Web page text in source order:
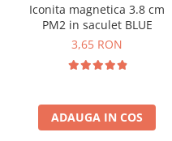
Iconita magnetica 3.8 cm
PM2 in saculet BLUE
3,65 RON
ADAUGA IN COS